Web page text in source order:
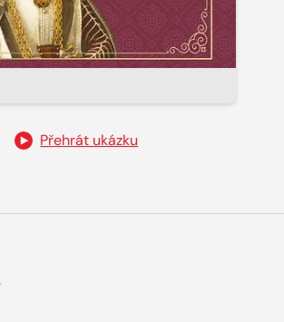
Přehrát ukázku